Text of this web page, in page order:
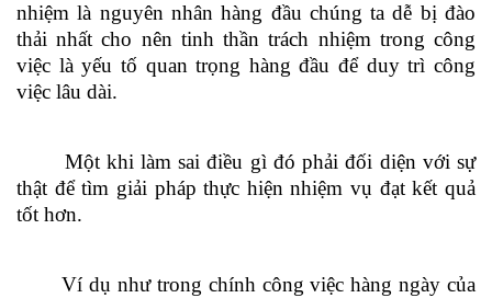
nhiệm là nguyên nhân hàng đầu chúng ta dễ bị đào
thải nhất cho nên tinh thần trách nhiệm trong công
việc là yếu tố quan trọng hàng đầu để duy trì công
việc lâu dài.
Một khi làm sai điều gì đó phải đối diện vớisự
thật để tìm giải pháp thực hiện nhiệm vụ đạt kết quả
tốt hơn.
Ví dụ như trong chính công việc hàng ngày của